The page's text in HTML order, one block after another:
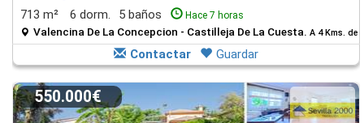
713 m²
6 dorm. 5 baños Hace 7 horas
Valencina De La Concepcion - Castilleja De La Cuesta. A 4 Kms. de
Contactar Guardar
550.000€